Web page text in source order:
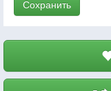
Сохранить